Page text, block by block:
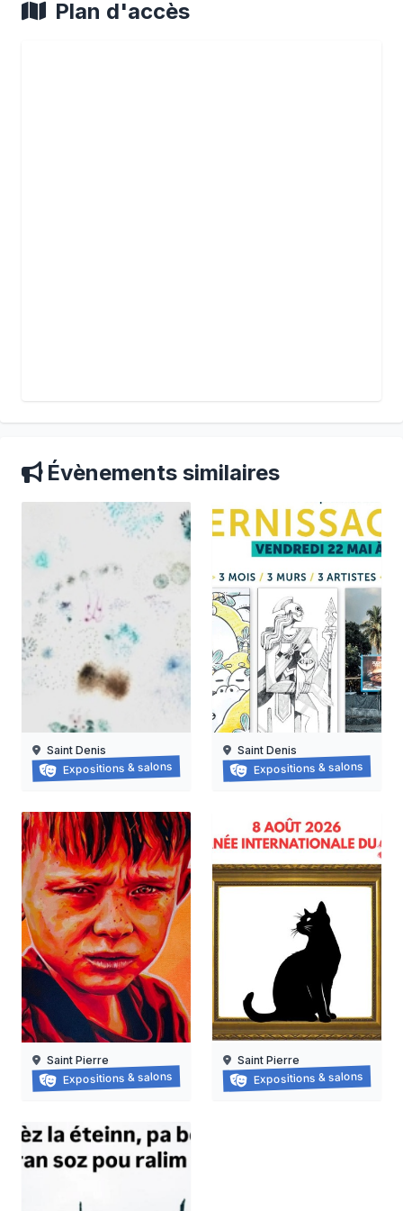
Plan d'accès
Évènements similaires
Grapzëtwal
30/05/2026 au
Saint Denis
Expositions & salons Exposition : nanas vanille
16/06/2026 au
Saint Denis
Expositions & salons
Face à Face
18/07/2026 au
Saint Pierre
Expositions & salons Journée internationale du
08/08/2026
Saint Pierre
Expositions & salons